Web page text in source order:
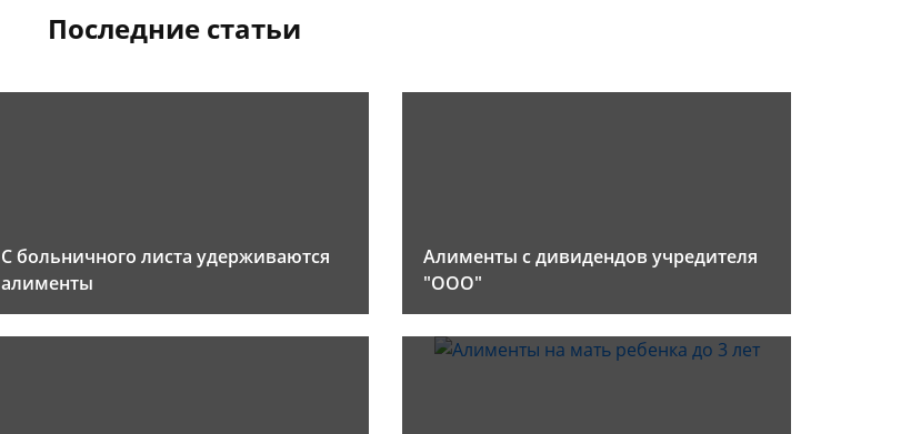
Последние статьи
С больничного листа удерживаются
алименты
Алименты с дивидендов учредителя
"ООО"